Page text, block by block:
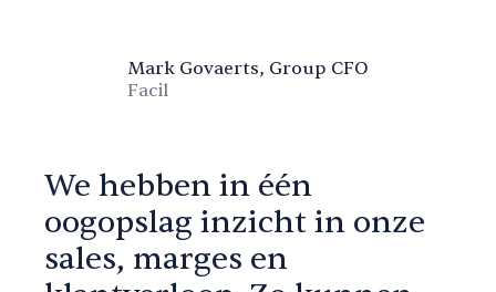
Mark Govaerts, Group CFO
Facil
We hebben in één
oogopslag inzicht in onze
sales, marges en